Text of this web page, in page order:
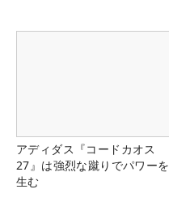
アディダス『コードカオス
27』は強烈な蹴りでパワーを
生む